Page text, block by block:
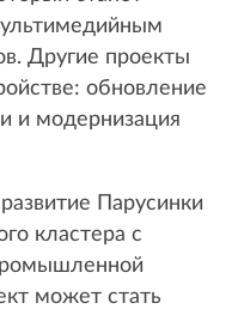
Другие проекты
обновление
и модернизация
Парусинки
кластера с
может стать